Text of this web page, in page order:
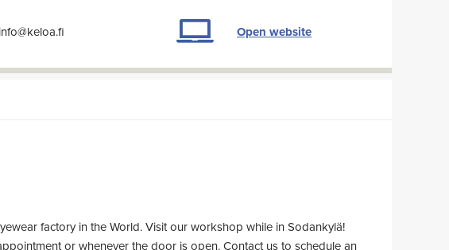
info@keloa.fi Open website